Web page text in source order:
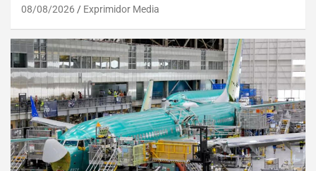
08/08/2026 Exprimidor Media